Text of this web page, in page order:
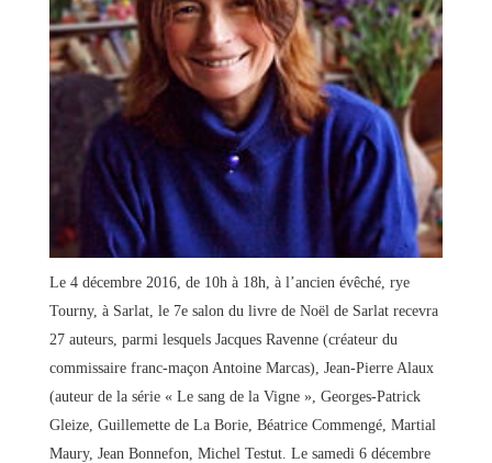
Le 4 décembre 2016, de 10h à 18h, à l’ancien évêché, rye
Tourny, à Sarlat, le 7e salon du livre de Noël de Sarlat recevra
27 auteurs, parmi lesquels Jacques Ravenne (créateur du
commissaire franc-maçon Antoine Marcas), Jean-Pierre Alaux
(auteur de la série « Le sang de la Vigne », Georges-Patrick
Gleize, Guillemette de La Borie, Béatrice Commengé, Martial
Maury, Jean Bonnefon, Michel Testut. Le samedi 6 décembre